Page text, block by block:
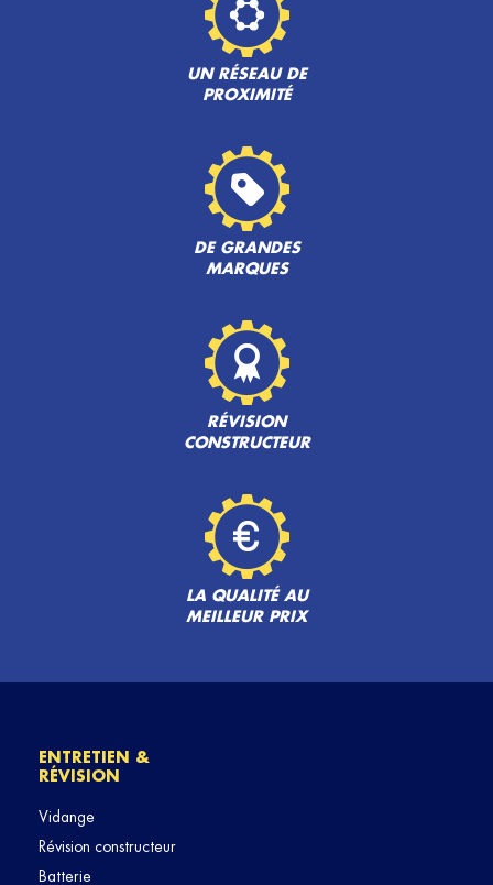
UN RÉSEAU DE
PROXIMITÉ
DE GRANDES
MARQUES
RÉVISION
CONSTRUCTEUR
LA QUALITÉ AU
MEILLEUR PRIX
ENTRETIEN &
RÉVISION
Vidange
Révision constructeur
Batterie